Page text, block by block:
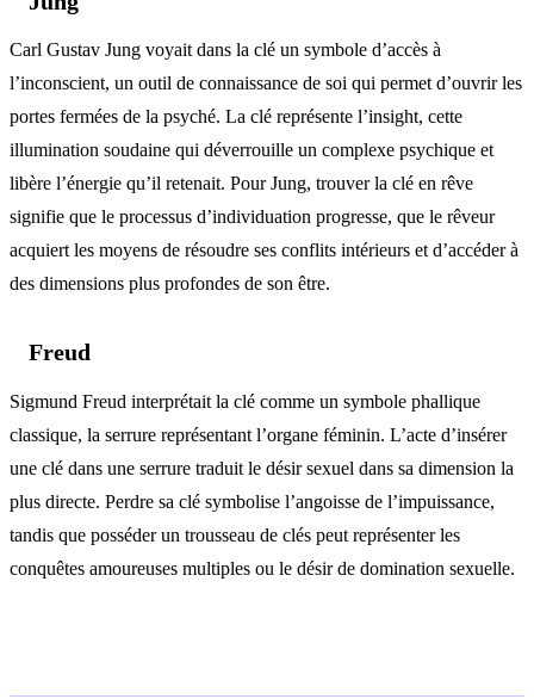
Carl Gustav Jung voyait dans la clé un symbole d’accès à
l’inconscient, un outil de connaissance de soi qui permet d’ouvrir les
portes fermées de la psyché. La clé représente l’insight, cette
illumination soudaine qui déverrouille un complexe psychique et
libère l’énergie qu’il retenait. Pour Jung, trouver la clé en rêve
signifie que le processus d’individuation progresse, que le rêveur
acquiert les moyens de résoudre ses conflits intérieurs et d’accéder à
des dimensions plus profondes de son être.
Freud
Sigmund Freud interprétait la clé comme un symbole phallique
classique, la serrure représentant l’organe féminin. L’acte d’insérer
une clé dans une serrure traduit le désir sexuel dans sa dimension la
plus directe. Perdre sa clé symbolise l’angoisse de l’impuissance,
tandis que posséder un trousseau de clés peut représenter les
conquêtes amoureuses multiples ou le désir de domination sexuelle.